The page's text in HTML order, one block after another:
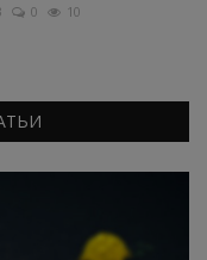
0 10